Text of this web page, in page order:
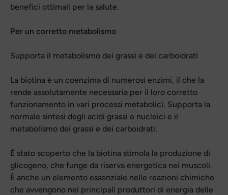
benefici ottimali per la salute.
Per un corretto metabolismo
Supporta il metabolismo dei grassi e dei carboidrati
La biotina è un coenzima di numerosi enzimi, il che la
rende assolutamente necessaria per il loro corretto
funzionamento in vari processi metabolici. Supporta la
normale sintesi degli acidi grassi e nucleici e il
metabolismo dei grassi e dei carboidrati.
È stato scoperto che la biotina stimola la produzione di
glicogeno, che funge da riserva energetica nei muscoli.
È anche un elemento essenziale nelle reazioni chimiche
che avvengono nei principali produttori di energia delle